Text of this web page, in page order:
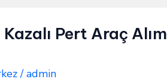
Pert Araç Alım
/admin